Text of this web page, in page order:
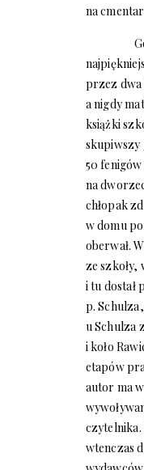
na
przez dwa
a nigdy
książki
skupiwszy
50
na
chłopak
w domu
oberwał.
ze szkoły,
i tu dostał
p.
u Schulza
i koło
etapów
autor ma
wtenczas